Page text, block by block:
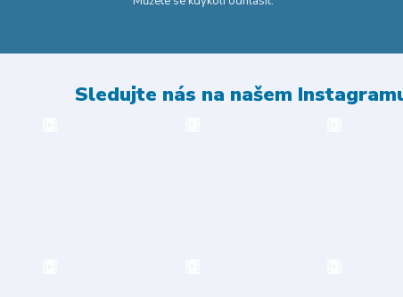
Sledujte nás na našem